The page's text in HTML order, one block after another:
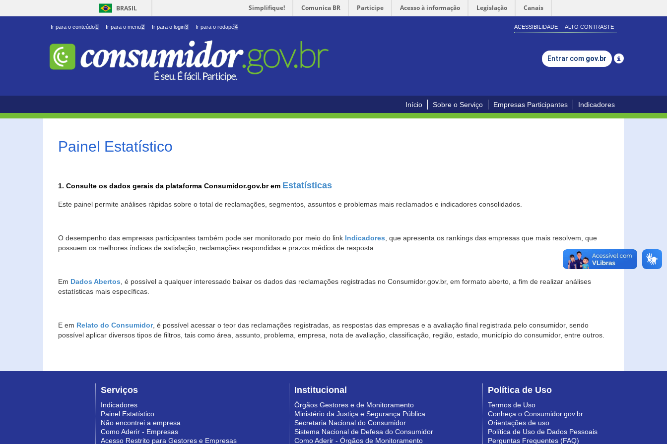
BRASIL Simplifique! Comunica BR Participe Acesso à informação Legislação Canais
Ir para o conteúdo1 Ir para o menu2 Ir para o login3 Ir para o rodapé4 ACESSIBILIDADE ALTO CONTRASTE
Entrar com gov.br
Início Sobre o Serviço Empresas Participantes Indicadores
Painel Estatístico
1. Consulte os dados gerais da plataforma Consumidor.gov.br em Estatísticas
Este painel permite análises rápidas sobre o total de reclamações, segmentos, assuntos e problemas mais reclamados e indicadores consolidados.
O desempenho das empresas participantes também pode ser monitorado por meio do link Indicadores, que apresenta os rankings das empresas que mais resolvem, que
possuem os melhores índices de satisfação, reclamações respondidas e prazos médios de resposta.
Em Dados Abertos, é possível a qualquer interessado baixar os dados das reclamações registradas no Consumidor.gov.br, em formato aberto, a fim de realizar análises
estatísticas mais específicas.
E em Relato do Consumidor, é possível acessar o teor das reclamações registradas, as respostas das empresas e a avaliação final registrada pelo consumidor, sendo
possível aplicar diversos tipos de filtros, tais como área, assunto, problema, empresa, nota de avaliação, classificação, região, estado, município do consumidor, entre outros.
Serviços
Indicadores
Painel Estatístico
Não encontrei a empresa
Como Aderir - Empresas
Acesso Restrito para Gestores e Empresas
Institucional
Órgãos Gestores e de Monitoramento
Ministério da Justiça e Segurança Pública
Secretaria Nacional do Consumidor
Sistema Nacional de Defesa do Consumidor
Como Aderir - Órgãos de Monitoramento
Política de Uso
Termos de Uso
Conheça o Consumidor.gov.br
Orientações de uso
Política de Uso de Dados Pessoais
Perguntas Frequentes (FAQ)